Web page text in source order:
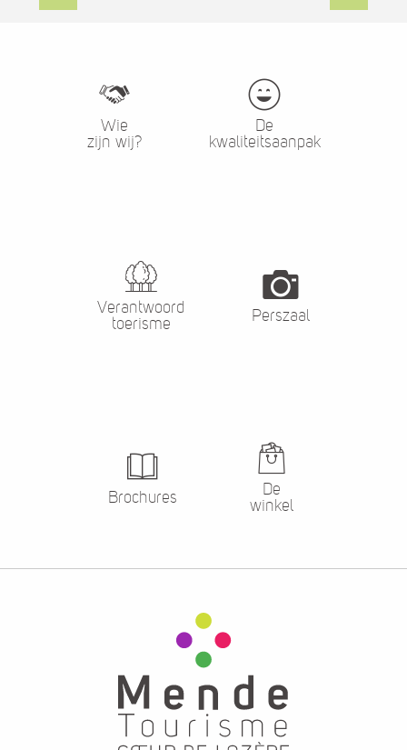
Wie
zijn wij?
De
kwaliteitsaanpak
Verantwoord
toerisme
Perszaal
Brochures
De
winkel